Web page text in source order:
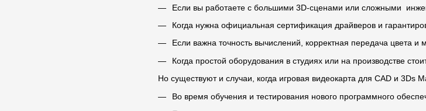
Если вы работаете с большими 3D-сценами или сложными
Когда нужна официальная сертификация драйверов и
Если важна точность вычислений, корректная передача цвета и
Когда простой оборудования в студиях или на производстве
Но существуют и случаи, когда игровая видеокарта для CAD и
Во время обучения и тестирования нового программного